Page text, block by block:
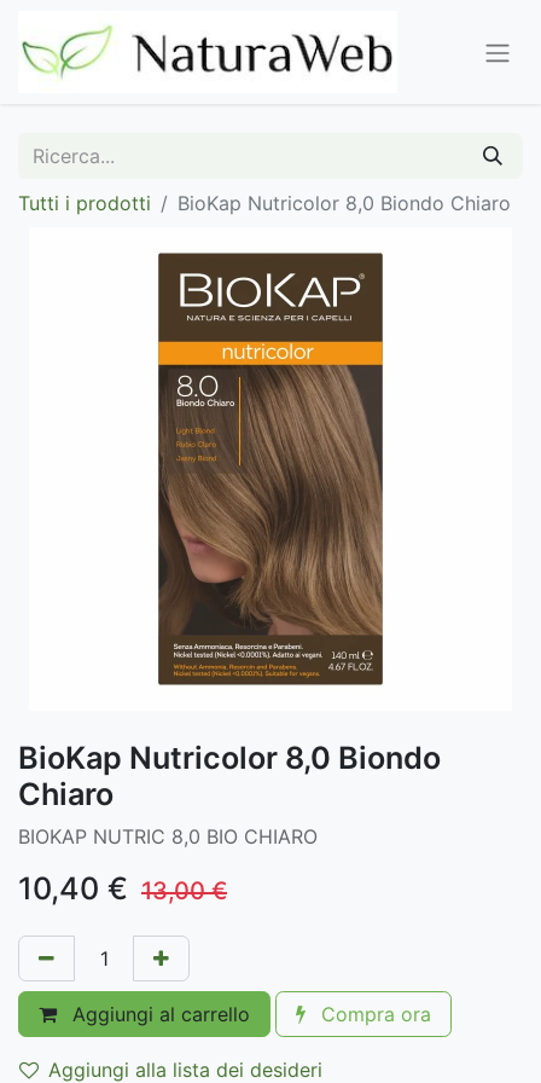
Tutti i prodotti BioKap Nutricolor 8,0 Biondo Chiaro
BioKap Nutricolor 8,0 Biondo
Chiaro
BIOKAP NUTRIC 8,0 BIO CHIARO
10,40 € 13,00€
Aggiungi al carrello Compra ora
Aggiungi alla lista dei desideri